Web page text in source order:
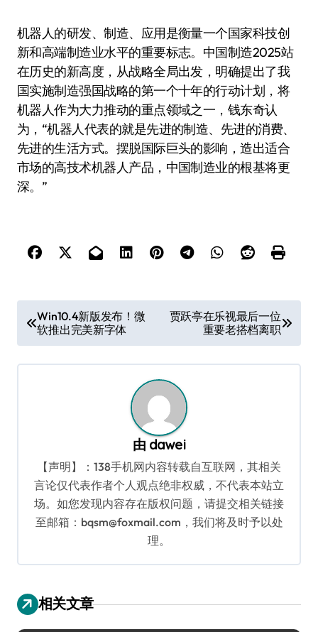
机器人的研发、制造、应用是衡量一个国家科技创
新和高端制造业水平的重要标志。中国制造2025站
在历史的新高度，从战略全局出发，明确提出了我
国实施制造强国战略的第一个十年的行动计划，将
机器人作为大力推动的重点领域之一，钱东奇认
为，“机器人代表的就是先进的制造、先进的消费、
先进的生活方式。摆脱国际巨头的影响，造出适合
市场的高技术机器人产品，中国制造业的根基将更
深。”
章
导
Win10.4新版发布！微
软推出完美新字体
贾跃亭在乐视最后一位
重要老搭档离职
由 dawei
【声明】：138手机网内容转载自互联网，其相关
言论仅代表作者个人观点绝非权威，不代表本站立
场。如您发现内容存在版权问题，请提交相关链接
至邮箱：bqsm@foxmail.com，我们将及时予以处
理。
相关文章